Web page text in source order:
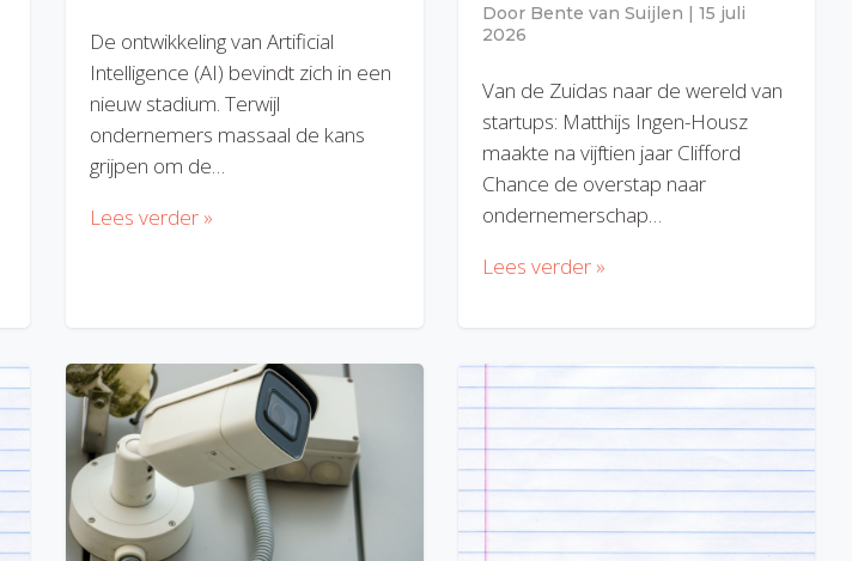
De ontwikkeling van Artificial
Intelligence (AI) bevindt zich in een
nieuw stadium. Terwijl
ondernemers massaal de kans
grijpen om de…
Lees verder »
Door Bente van Suijlen | 15 juli
2026
Van de Zuidas naar de wereld van
startups: Matthijs Ingen-Housz
maakte na vijftien jaar Clifford
Chance de overstap naar
ondernemerschap…
Lees verder »